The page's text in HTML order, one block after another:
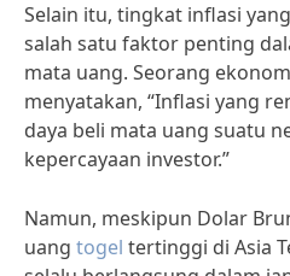
Selain itu, tingkat inflasi
salah satu faktor penting
mata uang. Seorang
menyatakan, “Inflasi yang
daya beli mata uang suatu
kepercayaan investor.”
Namun, meskipun Dolar
uang togel tertinggi di Asia